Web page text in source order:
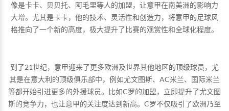
像是卡卡、贝贝托、阿毛里等人的加盟，让意甲在南美洲的影响力
大增。尤其是卡卡，他的技术、灵活性和创造力，将意甲的足球风
格推向了一个新的高度，极大提升了比赛的观赏性和全球化程度。
到了21世纪，意甲迎来了更多欧洲及世界其他地区的顶级球员，尤
其是在意大利的顶级俱乐部中，例如尤文图斯、AC米兰、国际米兰
等都开始引进更多的外援球员。比如C罗的加盟，立即提升了尤文图
斯的竞争力，也让意甲的关注度达到新高。C罗不仅吸引了欧洲乃至